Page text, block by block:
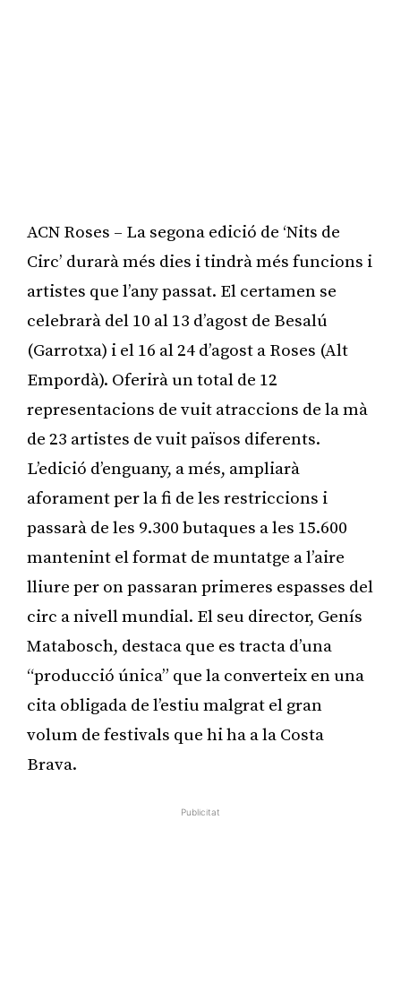
ACN Roses – La segona edició de ‘Nits de
Circ’ durarà més dies i tindrà més funcions i
artistes que l’any passat. El certamen se
celebrarà del 10 al 13 d’agost de Besalú
(Garrotxa) i el 16 al 24 d’agost a Roses (Alt
Empordà). Oferirà un total de 12
representacions de vuit atraccions de la mà
de 23 artistes de vuit països diferents.
L’edició d’enguany, a més, ampliarà
aforament per la fi de les restriccions i
passarà de les 9.300 butaques a les 15.600
mantenint el format de muntatge a l’aire
lliure per on passaran primeres espasses del
circ a nivell mundial. El seu director, Genís
Matabosch, destaca que es tracta d’una
“producció única” que la converteix en una
cita obligada de l’estiu malgrat el gran
volum de festivals que hi ha a la Costa
Brava.
Publicitat